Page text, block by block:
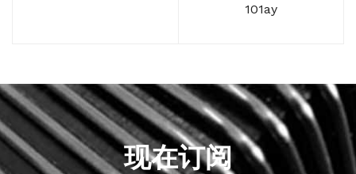
101ay
现在订阅